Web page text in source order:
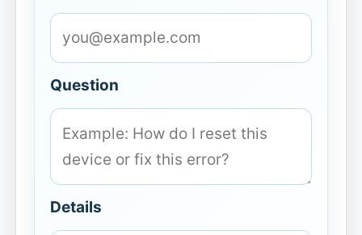
Question
Details